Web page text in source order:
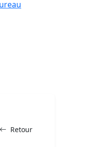
Retour